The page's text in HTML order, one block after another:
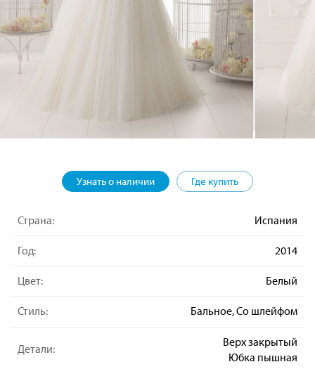
Узнать о наличии Где купить
Страна: Испания
Год: 2014
Цвет: Белый
Стиль: Бальное, Со шлейфом
Детали:
Верх закрытый
Юбка пышная